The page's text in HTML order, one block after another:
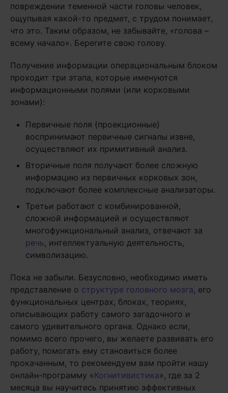
повреждении теменной части головы человек,
ощупывая какой-то предмет, с трудом понимает,
что это. Таким образом, не забывайте, «голова –
всему начало». Берегите свою голову.
Получение информации операциональным блоком
проходит три этапа, которые именуются
информационными полями (или корковыми
зонами):
Первичные поля (проекционные)
воспринимают первичные сигналы извне,
осуществляют их примитивный анализ.
Вторичные поля получают более сложную
информацию из первичных корковых зон,
подключают более комплексные анализаторы.
Третьи работают с комбинированной,
сложной информацией и осуществляют
многофункциональный анализ, отвечают за
речь, интеллектуальную деятельность,
символизацию.
Пока не забыли. Безусловно, необходимо иметь
представление о структуре головного мозга, его
функциональных центрах, блоках, теориях,
описывающих работу самого загадочного и
самого удивительного органа. Однако если,
помимо всего прочего, вы желаете развивать его
работу, помогать ему становиться более
прокачанным, то рекомендуем вам пройти нашу
онлайн-программу «Когнитивистика», где за 2
месяца вы научитесь принятию эффективных